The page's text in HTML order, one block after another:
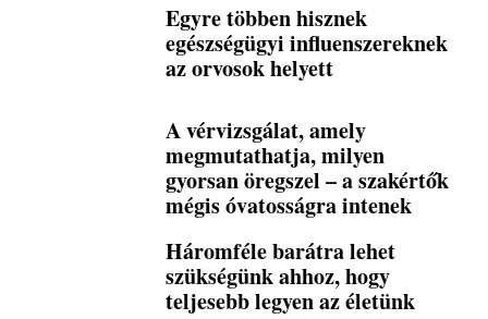
Egyre többen hisznek
egészségügyi influenszereknek
az orvosok helyett
A vérvizsgálat, amely
megmutathatja, milyen
gyorsan öregszel – a szakértők
mégis óvatosságra intenek
Háromféle barátra lehet
szükségünk ahhoz, hogy
teljesebb legyen az életünk